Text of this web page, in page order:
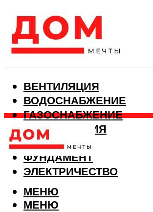
ВЕНТИЛЯЦИЯ
ВОДОСНАБЖЕНИЕ
ГАЗОСНАБЖЕНИЕ
КАНАЛИЗАЦИЯ
ОТОПЛЕНИЕ
ФУНДАМЕНТ
ЭЛЕКТРИЧЕСТВО
МЕНЮ
МЕНЮ